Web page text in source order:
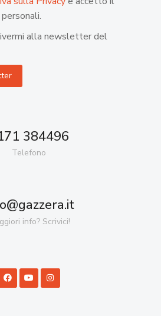
alla newsletter del
384496
Telefono
info? Scrivici!